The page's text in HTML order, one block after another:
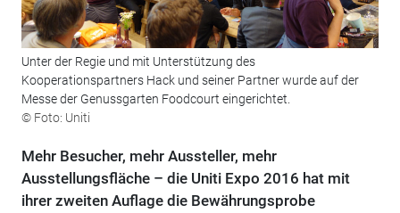
Unter der Regie und mit Unterstützung des
Kooperationspartners Hack und seiner Partner wurde auf der
Messe der Genussgarten Foodcourt eingerichtet.
© Foto: Uniti
Mehr Besucher, mehr Aussteller, mehr
Ausstellungsfläche – die Uniti Expo 2016 hat mit
ihrer zweiten Auflage die Bewährungsprobe